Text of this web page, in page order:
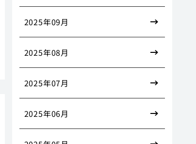
2025年09月
2025年08月
2025年07月
2025年06月